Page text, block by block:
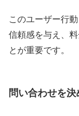
このユーザー行
信頼感を与え、
とが重要です。
問い合わせを